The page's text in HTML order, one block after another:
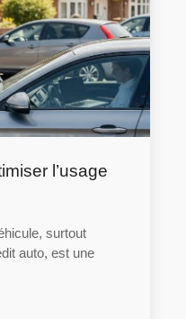
l’usage
surtout
auto, est une